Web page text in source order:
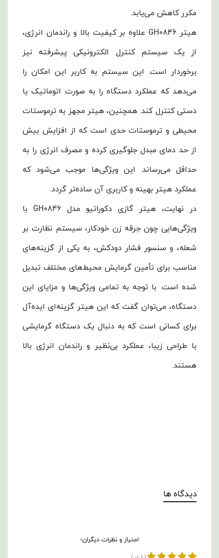
مکرر کاهش می‌یابد.
هیتر GH0846 علاوه بر کیفیت بالا و راندمان انرژی،
از یک سیستم کنترل الکترونیکی پیشرفته نیز
برخوردار است. این سیستم به کاربر این امکان را
می‌دهد که عملکرد دستگاه را به صورت اتوماتیک یا
دستی کنترل کند. همچنین، هیتر مجهز به ترموستات
محیطی و ترموستات حدی است که از افزایش بیش
از حد دمای مبدل جلوگیری کرده و مصرف انرژی را به
حداقل می‌رساند. این ویژگی‌ها موجب می‌شود که
عملکرد هیتر بهینه و کاربری آن ساده‌تر گردد.
در نهایت، هیتر گازی دکوراتیو مدل GH0846 با
ویژگی‌هایی چون جرقه زن خودکار، سیستم نظارت بر
شعله، و سنسور فشار دودکش، به یکی از گزینه‌های
مناسب برای تأمین گرمایش محیط‌های مختلف تبدیل
شده است. با توجه به تمامی ویژگی‌ها و مزایای این
دستگاه، می‌توان گفت که این هیتر گزینه‌ای ایده‌آل
برای کسانی است که به دنبال یک دستگاه گرمایشی
با طراحی زیبا، عملکرد بی‌نظیر و راندمان انرژی بالا
هستند.
دیدگاه ها
امتیاز و نظرات دیگران؛